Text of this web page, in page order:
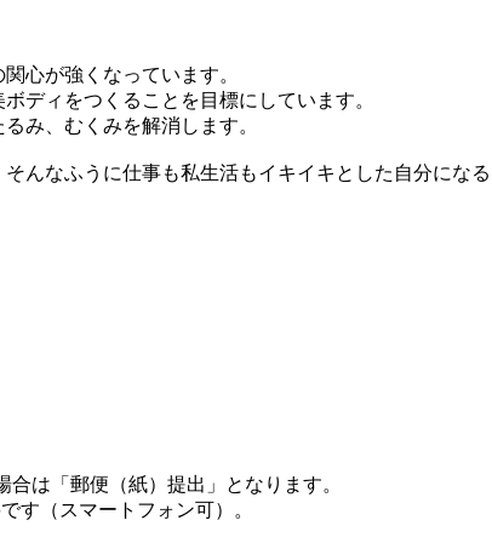
心が強くなっています。
ディをつくることを目標にしています。
み、むくみを解消します。
んなふうに仕事も私生活もイキイキとした自分になる
は「郵便（紙）提出」となります。
す（スマートフォン可）。